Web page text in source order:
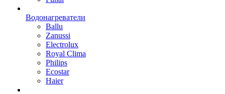
Водонагреватели
Ballu
Zanussi
Electrolux
Royal Clima
Philips
Ecostar
Haier